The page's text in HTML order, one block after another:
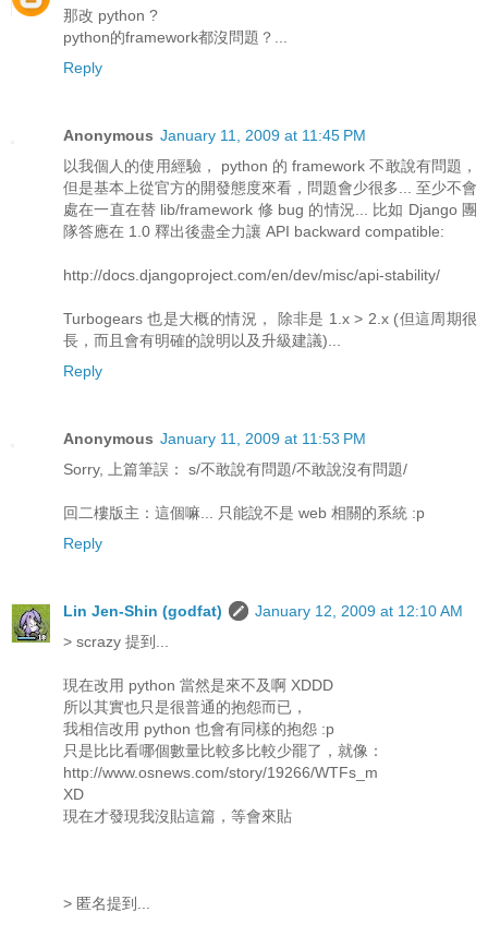
那改 python ?
python的framework都沒問題？...
Reply
Anonymous January 11, 2009 at 11:45 PM
以我個人的使用經驗， python 的 framework 不敢說有問題，
但是基本上從官方的開發態度來看，問題會少很多... 至少不會
處在一直在替 lib/framework 修 bug 的情況... 比如 Django 團
隊答應在 1.0 釋出後盡全力讓 API backward compatible:
http://docs.djangoproject.com/en/dev/misc/api-stability/
Turbogears 也是大概的情況， 除非是 1.x > 2.x (但這周期很
長，而且會有明確的說明以及升級建議)...
Reply
Anonymous January 11, 2009 at 11:53 PM
Sorry, 上篇筆誤： s/不敢說有問題/不敢說沒有問題/
回二樓版主：這個嘛... 只能說不是 web 相關的系統 :p
Reply
Lin Jen-Shin (godfat)
January 12, 2009 at 12:10 AM
> scrazy 提到...
現在改用 python 當然是來不及啊 XDDD
所以其實也只是很普通的抱怨而已，
我相信改用 python 也會有同樣的抱怨 :p
只是比比看哪個數量比較多比較少罷了，就像：
http://www.osnews.com/story/19266/WTFs_m
XD
現在才發現我沒貼這篇，等會來貼
> 匿名提到...